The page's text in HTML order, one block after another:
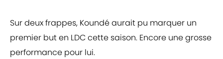
Sur deux frappes, Koundé aurait pu marquer un
premier but en LDC cette saison. Encore une grosse
performance pour lui.